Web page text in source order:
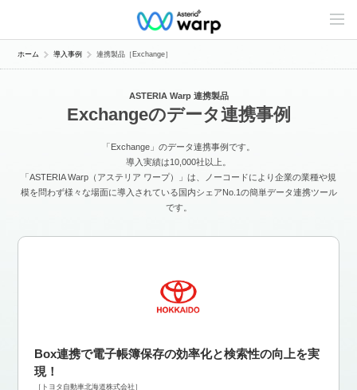
C
n
e
ホーム 導入事例 連携製品［Exchange］
ASTERIA Warp 連携製品
Exchangeのデータ連携事例
「Exchange」のデータ連携事例です。
導入実績は10,000社以上。
「ASTERIA Warp（アステリア ワープ）」は、ノーコードにより企業の業種や規
模を問わず様々な場面に導入されている国内シェアNo.1の簡単データ連携ツール
です。
Box連携で電子帳簿保存の効率化と検索性の向上を実
現！
［トヨタ自動車北海道株式会社］